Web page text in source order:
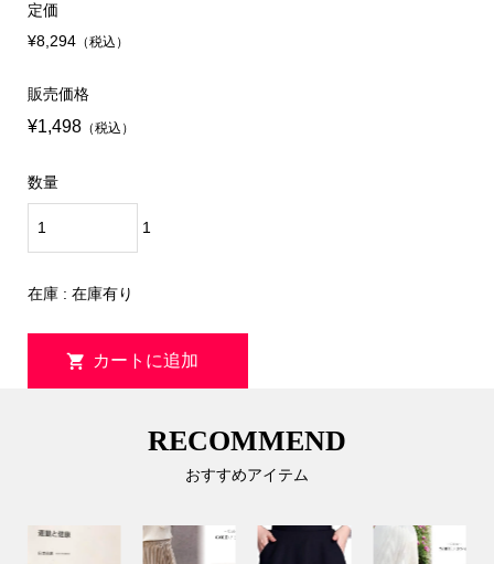
定価
¥8,294（税込）
販売価格
¥1,498（税込）
数量
1
在庫 : 在庫有り
RECOMMEND
おすすめアイテム